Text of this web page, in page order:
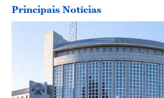
Principais Notícias